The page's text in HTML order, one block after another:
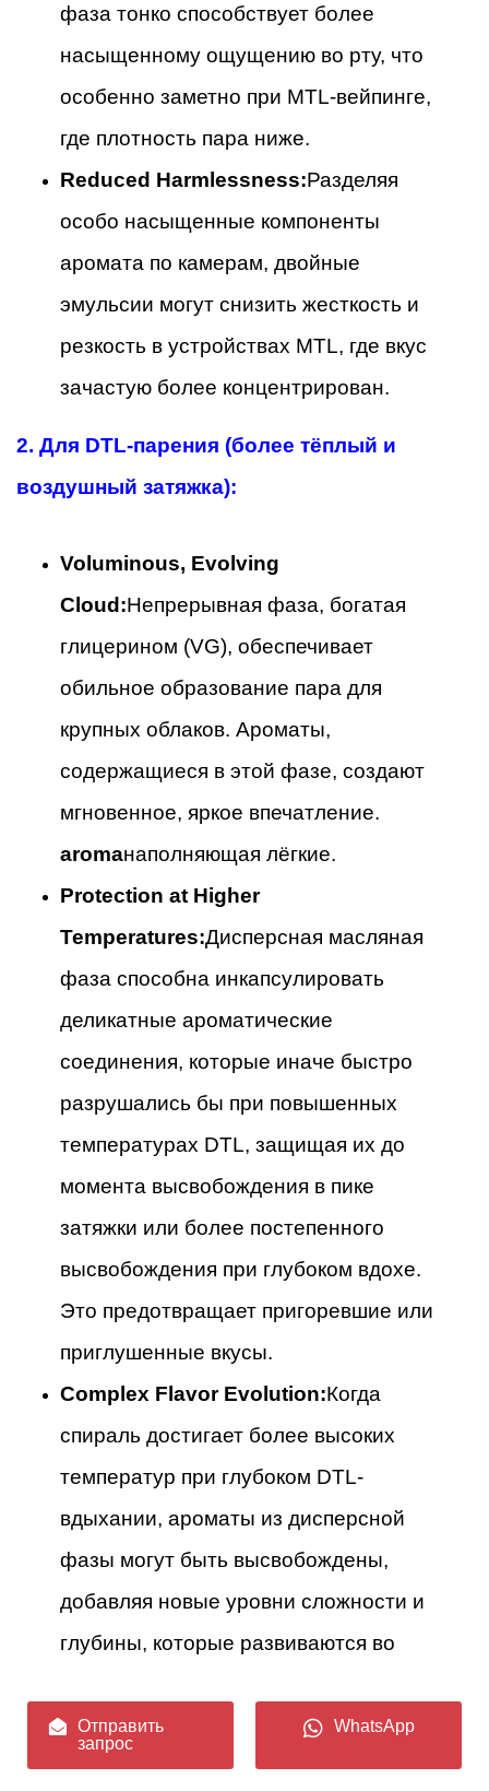
фаза тонко способствует более
насыщенному ощущению во рту, что
особенно заметно при MTL-вейпинге,
где плотность пара ниже.
Reduced Harmlessness:Разделяя
особо насыщенные компоненты
аромата по камерам, двойные
эмульсии могут снизить жесткость и
резкость в устройствах MTL, где вкус
зачастую более концентрирован.
2. Для DTL-парения (более тёплый и
воздушный затяжка):
Voluminous, Evolving
Cloud:Непрерывная фаза, богатая
глицерином (VG), обеспечивает
обильное образование пара для
крупных облаков. Ароматы,
содержащиеся в этой фазе, создают
мгновенное, яркое впечатление.
aromaнаполняющая лёгкие.
Protection at Higher
Temperatures:Дисперсная масляная
фаза способна инкапсулировать
деликатные ароматические
соединения, которые иначе быстро
разрушались бы при повышенных
температурах DTL, защищая их до
момента высвобождения в пике
затяжки или более постепенного
высвобождения при глубоком вдохе.
Это предотвращает пригоревшие или
приглушенные вкусы.
Complex Flavor Evolution:Когда
спираль достигает более высоких
температур при глубоком DTL-
вдыхании, ароматы из дисперсной
фазы могут быть высвобождены,
добавляя новые уровни сложности и
глубины, которые развиваются во
по-настоящему захватывающий опыт.
Consistent Flavor Across Large
Отправить
запрос
WhatsApp